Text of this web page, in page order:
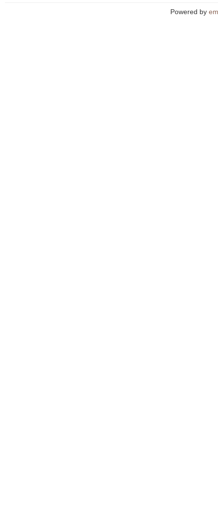
Powered by